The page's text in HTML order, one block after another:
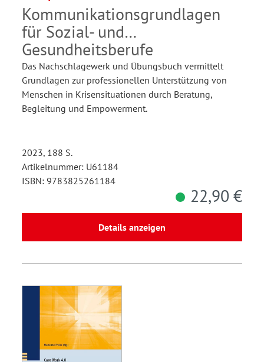
Kommunikationsgrundlagen
für Sozial- und
Gesundheitsberufe
Das Nachschlagewerk und Übungsbuch vermittelt
Grundlagen zur professionellen Unterstützung von
Menschen in Krisensituationen durch Beratung,
Begleitung und Empowerment.
2023, 188 S.
Artikelnummer: U61184
ISBN: 9783825261184
22,90 €
Details anzeigen